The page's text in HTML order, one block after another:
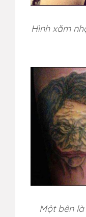
Hình xăm
Một bên